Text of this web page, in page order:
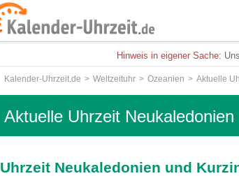
Hinweis in eigener Sache:
Kalender-Uhrzeit.de Weltzeituhr Ozeanien Aktuelle
Aktuelle Uhrzeit Neukaledonien
Uhrzeit Neukaledonien und